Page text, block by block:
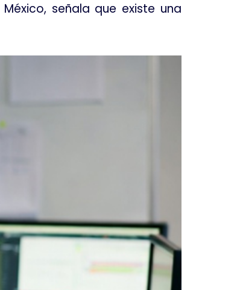
señala que existe una